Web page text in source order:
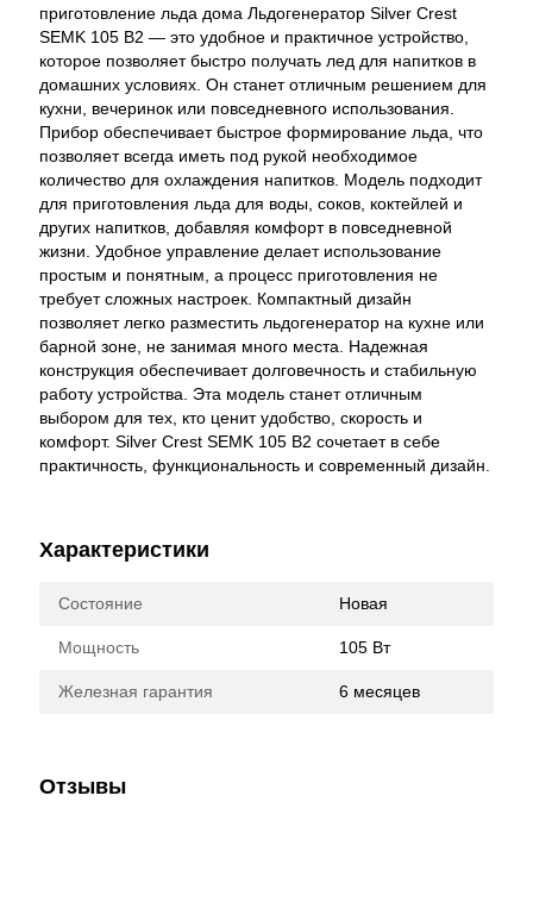
приготовление льда дома Льдогенератор Silver Crest
SEMK 105 B2 — это удобное и практичное устройство,
которое позволяет быстро получать лед для напитков в
домашних условиях. Он станет отличным решением для
кухни, вечеринок или повседневного использования.
Прибор обеспечивает быстрое формирование льда, что
позволяет всегда иметь под рукой необходимое
количество для охлаждения напитков. Модель подходит
для приготовления льда для воды, соков, коктейлей и
других напитков, добавляя комфорт в повседневной
жизни. Удобное управление делает использование
простым и понятным, а процесс приготовления не
требует сложных настроек. Компактный дизайн
позволяет легко разместить льдогенератор на кухне или
барной зоне, не занимая много места. Надежная
конструкция обеспечивает долговечность и стабильную
работу устройства. Эта модель станет отличным
выбором для тех, кто ценит удобство, скорость и
комфорт. Silver Crest SEMK 105 B2 сочетает в себе
практичность, функциональность и современный дизайн.
Характеристики
Состояние Новая
Мощность 105 Вт
Железная гарантия 6 месяцев
Отзывы